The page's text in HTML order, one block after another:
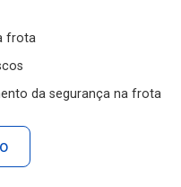
frota
da segurança na frota